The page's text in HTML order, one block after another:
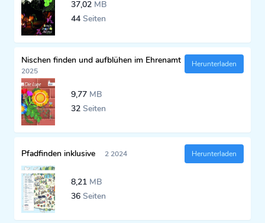
37,02 MB
44 Seiten
Nischen finden und aufblühen im Ehrenamt
2025
9,77 MB
32 Seiten
Herunterladen
Pfadfinden inklusive 2 2024
8,21 MB
36 Seiten
Herunterladen